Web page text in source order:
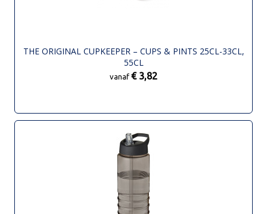
THE ORIGINAL CUPKEEPER – CUPS & PINTS 25CL-33CL,
55CL
vanaf € 3,82